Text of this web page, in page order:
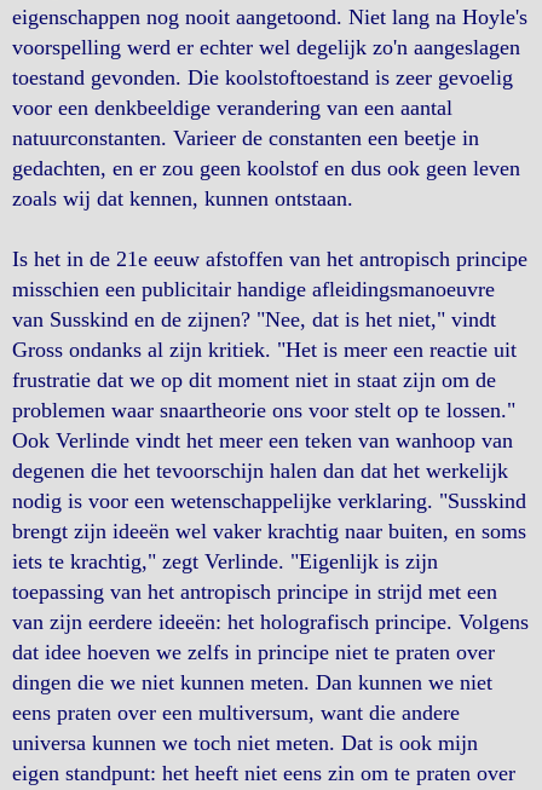
eigenschappen nog nooit aangetoond. Niet lang na Hoyle's
voorspelling werd er echter wel degelijk zo'n aangeslagen
toestand gevonden. Die koolstoftoestand is zeer gevoelig
voor een denkbeeldige verandering van een aantal
natuurconstanten. Varieer de constanten een beetje in
gedachten, en er zou geen koolstof en dus ook geen leven
zoals wij dat kennen, kunnen ontstaan.
Is het in de 21e eeuw afstoffen van het antropisch principe
misschien een publicitair handige afleidingsmanoeuvre
van Susskind en de zijnen? "Nee, dat is het niet," vindt
Gross ondanks al zijn kritiek. "Het is meer een reactie uit
frustratie dat we op dit moment niet in staat zijn om de
problemen waar snaartheorie ons voor stelt op te lossen."
Ook Verlinde vindt het meer een teken van wanhoop van
degenen die het tevoorschijn halen dan dat het werkelijk
nodig is voor een wetenschappelijke verklaring. "Susskind
brengt zijn ideeën wel vaker krachtig naar buiten, en soms
iets te krachtig," zegt Verlinde. "Eigenlijk is zijn
toepassing van het antropisch principe in strijd met een
van zijn eerdere ideeën: het holografisch principe. Volgens
dat idee hoeven we zelfs in principe niet te praten over
dingen die we niet kunnen meten. Dan kunnen we niet
eens praten over een multiversum, want die andere
universa kunnen we toch niet meten. Dat is ook mijn
eigen standpunt: het heeft niet eens zin om te praten over